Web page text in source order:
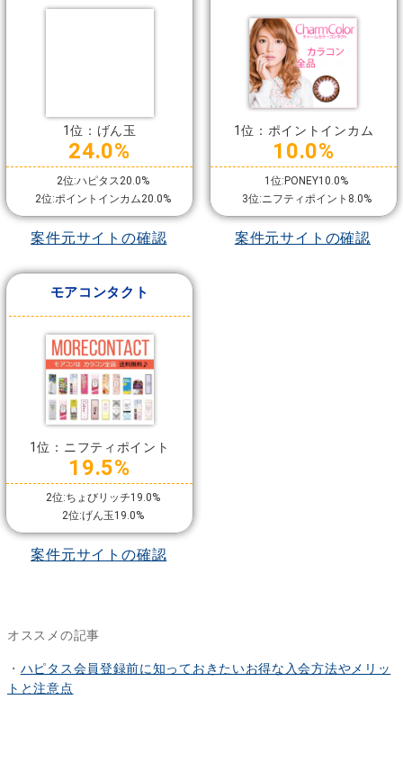
1位：げん玉
24.0%
2位:ハピタス20.0%
2位:ポイントインカム20.0%
案件元サイトの確認
1位：ポイントインカム
10.0%
1位:PONEY10.0%
3位:ニフティポイント8.0%
案件元サイトの確認
モアコンタクト
1位：ニフティポイント
19.5%
2位:ちょびリッチ19.0%
2位:げん玉19.0%
案件元サイトの確認
オススメの記事
・ ハピタス会員登録前に知っておきたいお得な入会方法やメリッ
トと注意点